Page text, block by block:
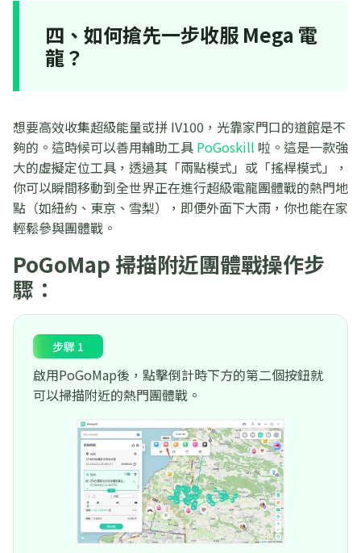
四、如何搶先一步收服 Mega 電
龍？
想要高效收集超級能量或拼 IV100，光靠家門口的道館是不
夠的。這時候可以善用輔助工具 PoGoskill 啦。這是一款強
大的虛擬定位工具，透過其「兩點模式」或「搖桿模式」，
你可以瞬間移動到全世界正在進行超級電龍團體戰的熱門地
點（如紐約、東京、雪梨），即便外面下大雨，你也能在家
輕鬆參與團體戰。
PoGoMap 掃描附近團體戰操作步
驟：
步驟 1
啟用PoGoMap後，點擊倒計時下方的第二個按鈕就
可以掃描附近的熱門團體戰。